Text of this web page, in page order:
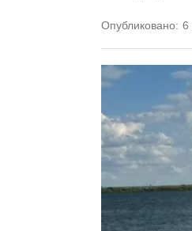
Опубликовано: 6